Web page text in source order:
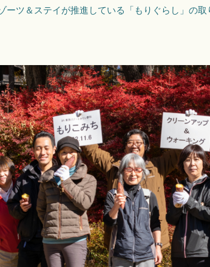
ーツ＆ステイが推進している「もりぐらし」の